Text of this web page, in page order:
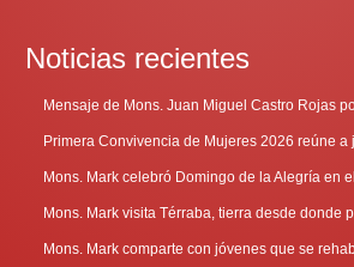
Noticias recientes
Mons. Mark celebró Domingo de la Alegría en
Mons. Mark visita Térraba, tierra desde donde